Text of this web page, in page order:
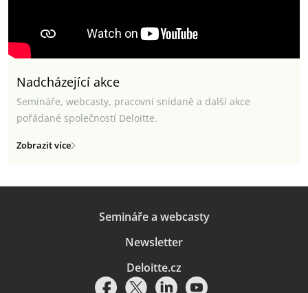
Nadcházející akce
Semináře, webcasty, pracovní snídaně a další akce
pořádané společností Deloitte.
Zobrazit více
Semináře a webcasty
Newsletter
Deloitte.cz